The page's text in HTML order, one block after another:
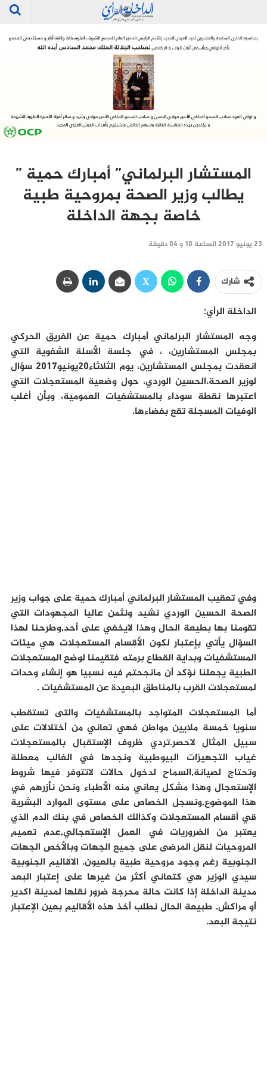
المستشار البرلماني” أمبارك حمية ”
يطالب وزير الصحة بمروحية طبية
خاصة بجهة الداخلة
23 يونيو 2017 الساعة 10 و 04 دقيقة
شارك
الداخلة الرأي:
وجه المستشار البرلماني أمبارك حمية عن الفريق الحركي
بمجلس المستشارين، ، في جلسة الأسلة الشفوية التي
انعقدت بمجلس المستشارين، يوم الثلاثاء20يونيو2017 سؤال
لوزير الصحة،الحسين الوردي، حول وضعية المستعجلات التي
اعتبرها نقطة سوداء بالمستشفيات العمومية، وبأن أغلب
الوفيات المسجلة تقع بفضاءها.
وفي تعقيب المستشار البرلماني أمبارك حمية على جواب وزير
الصحة الحسين الوردي نشيد ونثمن عاليا المجهودات التي
تقومنا بها بطيعة الحال وهذا لايخفي على أحد,وطرحنا لهذا
السؤال يأتي بإعتبار لكون الأقسام المستعجلات هي ميئات
المستشفيات وبداية القطاع برمته فتقيمنا لوضع المستعجلات
الطبية يجعلنا نؤكد أن مانجحتم فيه نسبيا هو إنشاء وحدات
لمستعجلات القرب بالمناطق البعيدة عن المستشفيات .
أما المستعجلات المتواجد بالمستشفيات والتى تستقطب
سنويا خمسة ملايين مواطن فهي تعاني من أختلالات على
سبيل المثال لاحصر.تردي ظروف الإستقبال بالمستعجلات
غياب التجهيزات البيوطبية ونجدها في الغالب معطلة
وتحتاج لصيانة,السماح لدخول حالات لاتتوفر فيها شروط
الإستعجال وهذا مشكل يعاني منه الأطباء ونحن نأزرهم في
هذا الموضوع,ونسجل الخصاص على مستوى الموارد البشرية
قي أقسام المستعجلات وكذالك الخصاص في بنك الدم الذي
يعتبر من الضروريات في العمل الإستعجالي,عدم تعميم
المروحيات لنقل المرضى على جميع الجهات وبالأخص الجهات
الجنوبية رغم وجود مروحية طبية بالعيون. الاقاليم الجنوبية
سيدي الوزير هي كتعاني أكثر من غيرها على إعتبار البعد
مدينة الداخلة إذا كانت حالة محرجة ضرور نقلها لمدينة اكدير
أو مراكش. طبيعة الحال نطلب أخذ هذه الأقاليم بعين الإعتبار
نتيجة البعد.